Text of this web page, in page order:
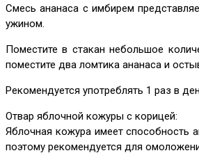
Смесь ананаса с имбирем
ужином.
Поместите в стакан небольшое
поместите два ломтика ананаса и
Рекомендуется употреблять 1 раз в
Отвар яблочной кожуры с корицей:
Яблочная кожура имеет способность
поэтому рекомендуется для